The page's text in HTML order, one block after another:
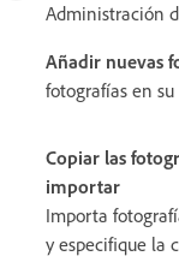
Administración
Añadir nuevas
fotografías en
Copiar las
importar
Importa
y especifique la